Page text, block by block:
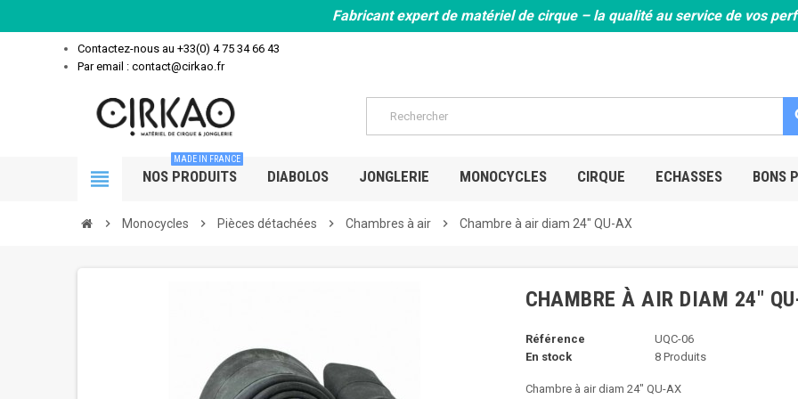
Fabricant expert de matériel de cirque – la qualité au service de vos
Contactez-nous au +33(0) 4 75 34 66 43
Par email : contact@cirkao.fr
view_headline NOS PRODUITS
MADE IN FRANCE
DIABOLOS JONGLERIE MONOCYCLES CIRQUE ECHASSES BONS
chevron_right Monocycles chevron_right Pièces détachées chevron_right Chambres à air chevron_right Chambre à air diam 24" QU-AX
CHAMBRE À AIR DIAM 24"
Référence
UQC-06
En stock
8 Produits
Chambre à air diam 24" QU-AX